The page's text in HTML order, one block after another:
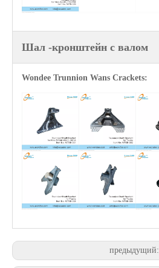
Шал -кронштейн с валом
Wondee Trunnion Wans Crackets:
предыдущий:
2 тонна, 8 тонн, 10 тонн, 12 тонн полного трейлера для продаж